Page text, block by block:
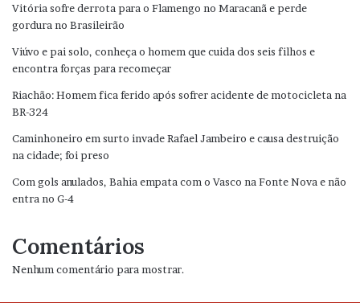
Vitória sofre derrota para o Flamengo no Maracanã e perde
gordura no Brasileirão
Viúvo e pai solo, conheça o homem que cuida dos seis filhos e
encontra forças para recomeçar
Riachão: Homem fica ferido após sofrer acidente de motocicleta na
BR-324
Caminhoneiro em surto invade Rafael Jambeiro e causa destruição
na cidade; foi preso
Com gols anulados, Bahia empata com o Vasco na Fonte Nova e não
entra no G-4
Comentários
Nenhum comentário para mostrar.